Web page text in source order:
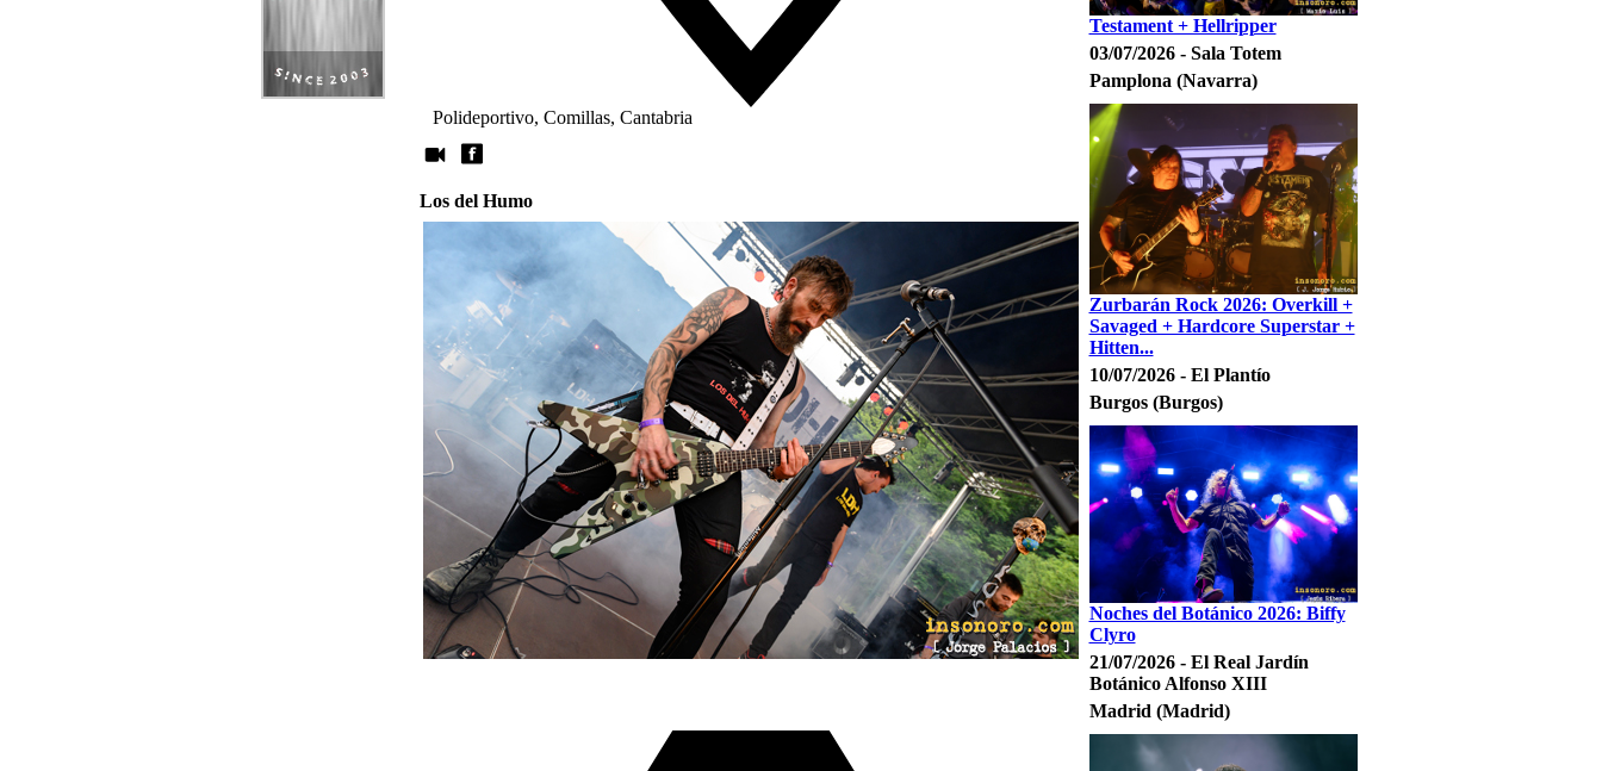
Polideportivo, Comillas, Cantabria
Los del Humo
Testament + Hellripper
03/07/2026 - Sala Totem
Pamplona (Navarra)
Zurbarán Rock 2026: Overkill +
Savaged + Hardcore Superstar +
Hitten...
10/07/2026 - El Plantío
Burgos (Burgos)
Noches del Botánico 2026: Biffy
Clyro
21/07/2026 - El Real Jardín
Botánico Alfonso XIII
Madrid (Madrid)